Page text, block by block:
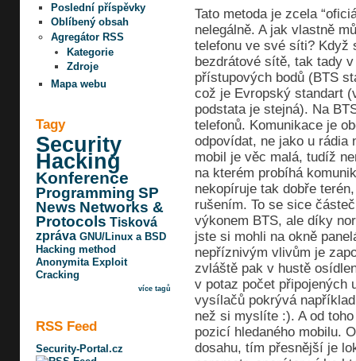
Poslední příspěvky
Oblíbený obsah
Agregátor RSS
Kategorie
Zdroje
Mapa webu
Tagy
Security
Hacking
Konference
Programming SP
News Networks &
Protocols Tisková
zpráva GNU/Linux a BSD
Hacking method
Anonymita Exploit
Cracking
více tagů
RSS Feed
Security-Portal.cz
Tato metoda je zcela
nelegálně. A jak vlastně
telefonu ve své síti? Když
bezdrátové sítě, tak tady
přístupových bodů (BTS
což je Evropský standart
podstata je stejná). Na
telefonů. Komunikace je
odpovídat, ne jako u rádia
mobil je věc malá, tudíž
na kterém probíhá
nekopíruje tak dobře
rušením. To se sice
výkonem BTS, ale díky
jste si mohli na okně
nepříznivým vlivům je
zvláště pak v hustě
v potaz počet připojených
vysílačů pokrývá
než si myslíte :). A od
pozicí hledaného mobilu.
dosahu, tím přesnější je